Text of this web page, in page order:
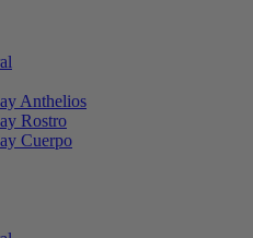
Anthelios
Rostro
Cuerpo